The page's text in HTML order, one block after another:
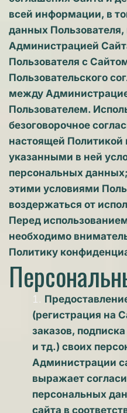
всей информации, в
данных
Администрацией
Пользователя с
Пользовательского
между
Пользователем.
безоговорочное
настоящей Политикой
указанными в ней
персональных
этими условиями
воздержаться от
Перед
необходимо
Политику
(регистрация на
заказов,
и тд.) своих
Администрации
выражает
персональных
сайта в